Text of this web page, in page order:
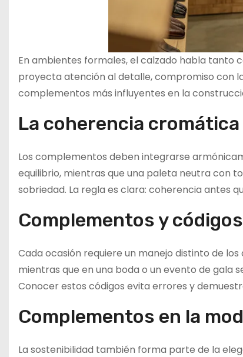
En ambientes formales, el calzado habla tanto
proyecta atención al detalle, compromiso con
complementos más influyentes en la
La coherencia
Los complementos deben integrarse
equilibrio, mientras que una paleta neutra con
sobriedad. La regla es clara: coherencia antes
Complementos y
Cada ocasión requiere un manejo distinto de
mientras que en una boda o un evento de gala
Conocer estos códigos evita errores y
Complementos en la
La sostenibilidad también forma parte de la